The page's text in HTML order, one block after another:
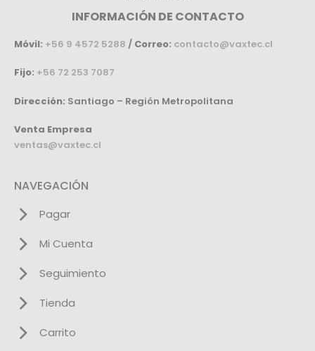
INFORMACIÓN DE CONTACTO
Móvil: +56 9 4572 5288 / Correo: contacto@vaxtec.cl
Fijo: +56 72 253 7087
Dirección: Santiago – Región Metropolitana
Venta Empresa
ventas@vaxtec.cl
NAVEGACIÓN
Pagar
Mi Cuenta
Seguimiento
Tienda
Carrito